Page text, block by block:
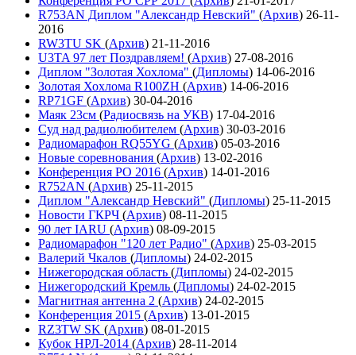
R753AN Диплом "Александр Невский" (Архив) 26-11-
2016
RW3TU SK (Архив) 21-11-2016
U3TA 97 лет Поздравляем! (Архив) 27-08-2016
Диплом "Золотая Хохлома" (Дипломы) 14-06-2016
Золотая Хохлома R100ZH (Архив) 14-06-2016
RP71GF (Архив) 30-04-2016
Маяк 23см (Радиосвязь на УКВ) 17-04-2016
Суд над радиолюбителем (Архив) 30-03-2016
Радиомарафон RQ55YG (Архив) 05-03-2016
Новые соревнования (Архив) 13-02-2016
Конференция РО 2016 (Архив) 14-01-2016
R752AN (Архив) 25-11-2015
Диплом "Александр Невский" (Дипломы) 25-11-2015
Новости ГКРЧ (Архив) 08-11-2015
90 лет IARU (Архив) 08-09-2015
Радиомарафон "120 лет Радио" (Архив) 25-03-2015
Валерий Чкалов (Дипломы) 24-02-2015
Нижегородская область (Дипломы) 24-02-2015
Нижегородский Кремль (Дипломы) 24-02-2015
Магнитная антенна 2 (Архив) 24-02-2015
Конференция 2015 (Архив) 13-01-2015
RZ3TW SK (Архив) 08-01-2015
Кубок НРЛ-2014 (Архив) 28-11-2014